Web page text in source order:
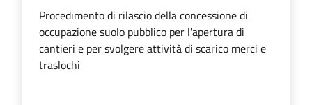
Procedimento di rilascio della concessione di
occupazione suolo pubblico per l'apertura di
cantieri e per svolgere attività di scarico merci e
traslochi